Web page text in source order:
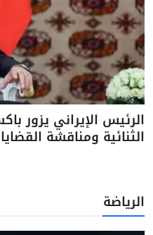
الرئيس الإيراني يزور
الثنائية ومناقشة
الرياضة